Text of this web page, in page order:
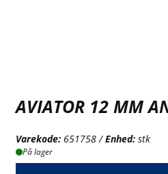
AVIATOR 12 MM
Varekode: 651758 /Enhed: stk
På lager